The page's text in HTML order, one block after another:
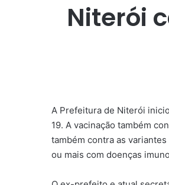
Niterói
A Prefeitura de Niterói
19. A vacinação também
também contra as
ou mais com doenças